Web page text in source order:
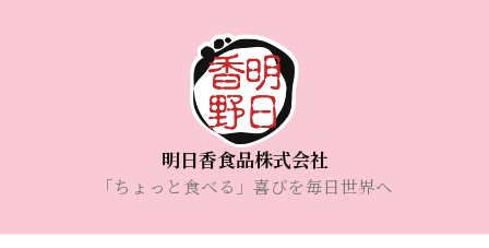
明日香食品株式会社
「ちょっと食べる」喜びを毎日世界へ